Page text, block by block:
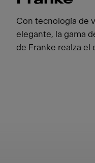
Con tecnología de
elegante, la gama
de Franke realza el